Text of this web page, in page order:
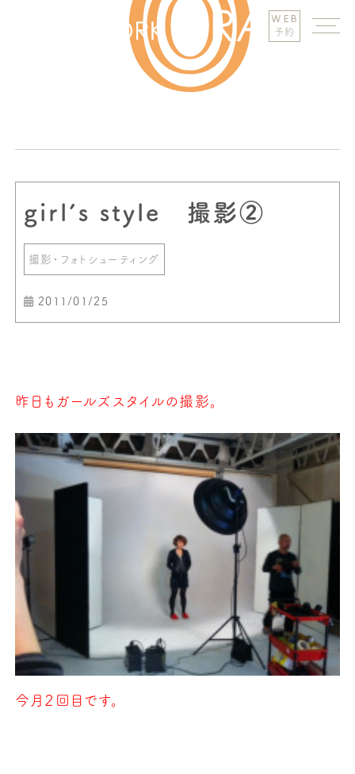
WEB
予約
girl’s style 撮影②
撮影・フォトシューティング
2011/01/25
昨日もガールズスタイルの撮影。
今月２回目です。